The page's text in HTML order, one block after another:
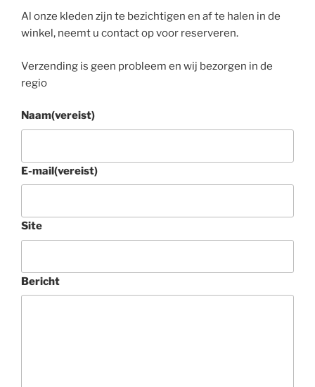
Al onze kleden zijn te bezichtigen en af te halen in de
winkel, neemt u contact op voor reserveren.
Verzending is geen probleem en wij bezorgen in de
regio
Naam(vereist)
E-mail(vereist)
Site
Bericht